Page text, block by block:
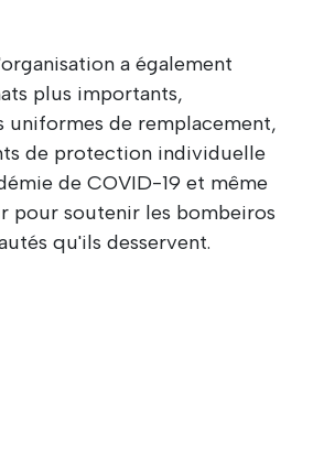
a également
plus importants,
uniformes de remplacement,
de protection individuelle
de COVID-19 et même
pour soutenir les bombeiros
qu'ils desservent.